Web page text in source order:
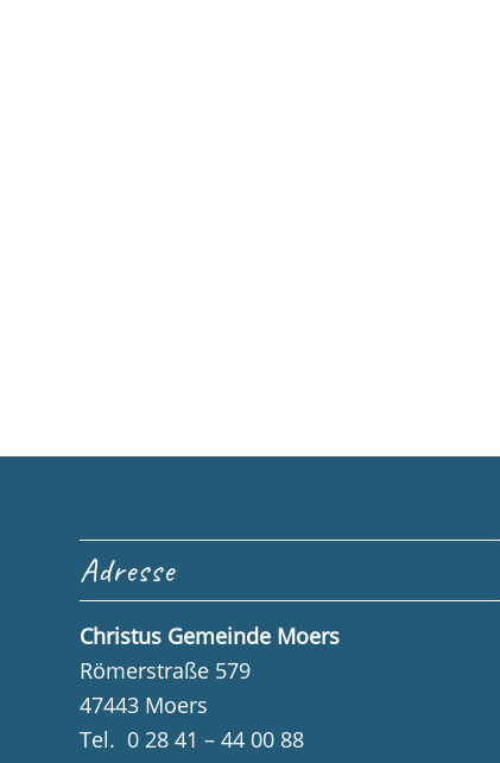
Adresse
Christus Gemeinde Moers
Römerstraße 579
47443 Moers
Tel. 0 28 41 – 44 00 88